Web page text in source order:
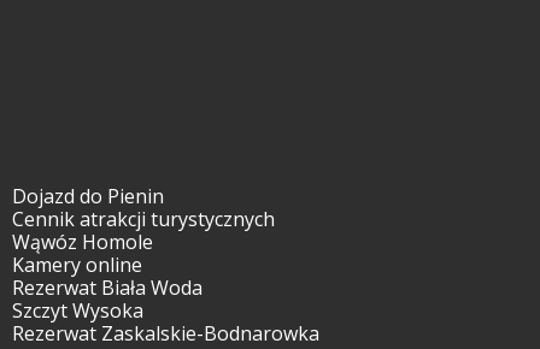
Dojazd do Pienin
Cennik atrakcji turystycznych
Wąwóz Homole
Kamery online
Rezerwat Biała Woda
Szczyt Wysoka
Rezerwat Zaskalskie-Bodnarowka